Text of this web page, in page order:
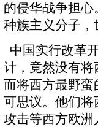
的侵华战争担
种族主义分子
中国实行改革
计，竟然没有
而将西方最野
可思议。他们
攻击等西方欧